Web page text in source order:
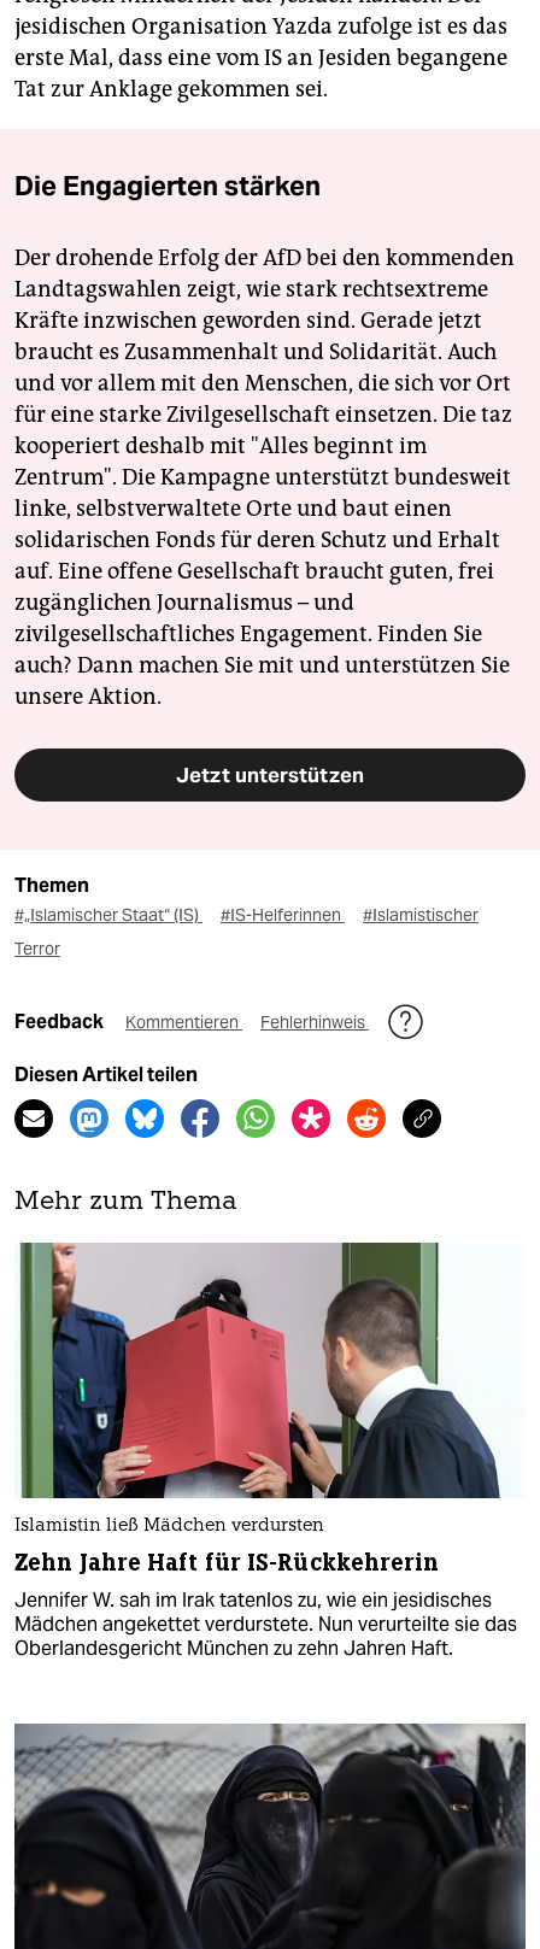
jesidischen Organisation Yazda zufolge ist es das
erste Mal, dass eine vom IS an Jesiden begangene
Tat zur Anklage gekommen sei.
Die Engagierten stärken
Der drohende Erfolg der AfD bei den kommenden
Landtagswahlen zeigt, wie stark rechtsextreme
Kräfte inzwischen geworden sind. Gerade jetzt
braucht es Zusammenhalt und Solidarität. Auch
und vor allem mit den Menschen, die sich vor Ort
für eine starke Zivilgesellschaft einsetzen. Die taz
kooperiert deshalb mit "Alles beginnt im
Zentrum". Die Kampagne unterstützt bundesweit
linke, selbstverwaltete Orte und baut einen
solidarischen Fonds für deren Schutz und Erhalt
auf. Eine offene Gesellschaft braucht guten, frei
zugänglichen Journalismus – und
zivilgesellschaftliches Engagement. Finden Sie
auch? Dann machen Sie mit und unterstützen Sie
unsere Aktion.
Jetzt unterstützen
Themen
#„Islamischer Staat“ (IS) #IS-Helferinnen
#Islamistischer
Terror
Feedback Kommentieren Fehlerhinweis
Diesen Artikel teilen
Mehr zum Thema
Islamistin ließ Mädchen verdursten
Zehn Jahre Haft für IS-Rückkehrerin
Jennifer W. sah im Irak tatenlos zu, wie ein jesidisches
Mädchen angekettet verdurstete. Nun verurteilte sie das
Oberlandesgericht München zu zehn Jahren Haft.